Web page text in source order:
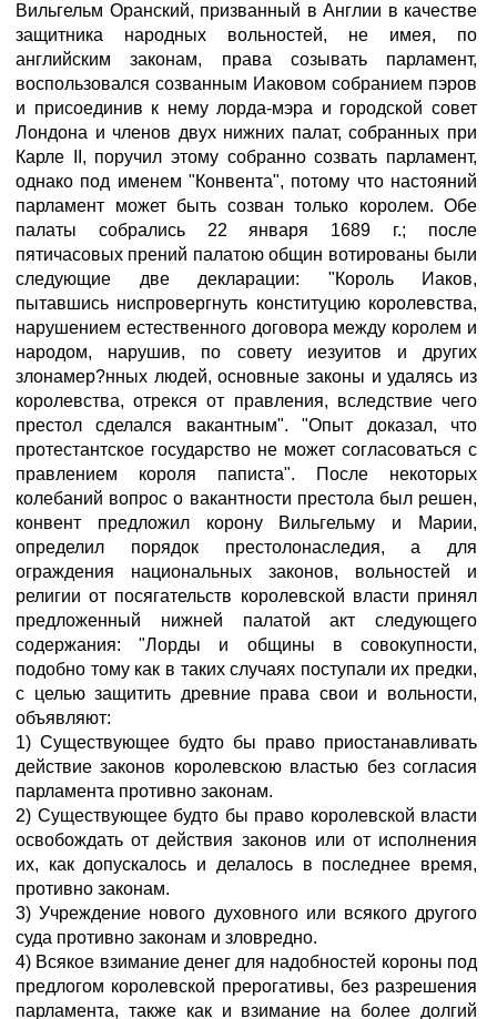
Вильгельм Оранский, призванный в Англии в качестве
защитника народных вольностей, не имея, по
английским законам, права созывать парламент,
воспользовался созванным Иаковом собранием пэров
и присоединив к нему лорда-мэра и городской совет
Лондона и членов двух нижних палат, собранных при
Карле II, поручил этому собранно созвать парламент,
однако под именем "Конвента", потому что настояний
парламент может быть созван только королем. Обе
палаты собрались 22 января 1689 г.; после
пятичасовых прений палатою общин вотированы были
следующие две декларации: "Король Иаков,
пытавшись ниспровергнуть конституцию королевства,
нарушением естественного договора между королем и
народом, нарушив, по совету иезуитов и других
злонамер?нных людей, основные законы и удалясь из
королевства, отрекся от правления, вследствие чего
престол сделался вакантным". "Опыт доказал, что
протестантское государство не может согласоваться с
правлением короля паписта". После некоторых
колебаний вопрос о вакантности престола был решен,
конвент предложил корону Вильгельму и Марии,
определил порядок престолонаследия, а для
ограждения национальных законов, вольностей и
религии от посягательств королевской власти принял
предложенный нижней палатой акт следующего
содержания: "Лорды и общины в совокупности,
подобно тому как в таких случаях поступали их предки,
с целью защитить древние права свои и вольности,
объявляют:
1) Существующее будто бы право приостанавливать
действие законов королевскою властью без согласия
парламента противно законам.
2) Существующее будто бы право королевской власти
освобождать от действия законов или от исполнения
их, как допускалось и делалось в последнее время,
противно законам.
3) Учреждение нового духовного или всякого другого
суда противно законам и зловредно.
4) Всякое взимание денег для надобностей короны под
предлогом королевской прерогативы, без разрешения
парламента, также как и взимание на более долгий